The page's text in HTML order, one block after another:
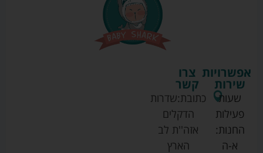
צרו
קשר
כתובת:שדרות
הדקלים
אזה''ת לב
הארץ
אפשרויות
שירות
שעות
פעילות
החנות:
א-ה